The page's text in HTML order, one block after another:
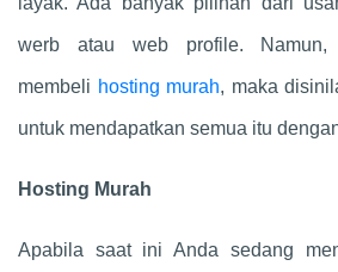
werb atau web profile.
membeli hosting murah, maka
untuk mendapatkan semua itu
Hosting Murah
Apabila saat ini Anda sedang